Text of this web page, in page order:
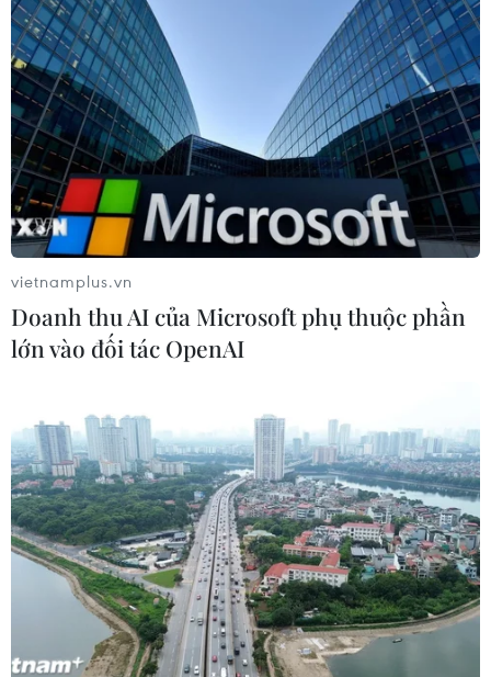
Sony ra mắt loạt Bravia mới trước khi
khép lại mảng tivi độc lập
28/05/2026 14:26
Xem thêm
Tổng Biên tập: TRẦN TIẾN DUẨN
Phó Tổng Biên tập: NGUYỄN THỊ TÁM, KHÚC THANH
THỦY
Sở hữu trí tuệ
Quy định sử dụng
Hỗ trợ
Ngôn ngữ
TTXVN
Dịch vụ tin
Quảng cáo
vietnamplus.vn
Doanh thu AI của Microsoft phụ thuộc phần
lớn vào đối tác OpenAI